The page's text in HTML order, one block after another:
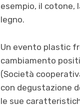
esempio, il cotone,
legno.
Un evento plastic
cambiamento
(Società
con degustazione
le sue